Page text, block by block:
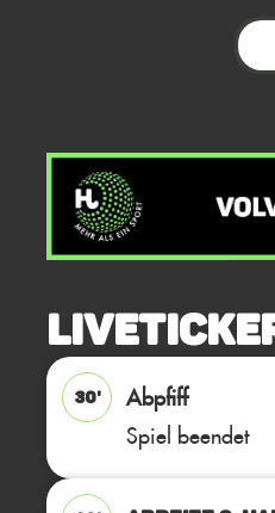
30'
Abpfiff
Spiel beendet